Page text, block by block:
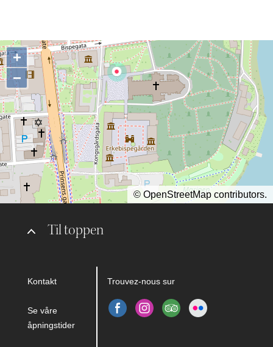
Til toppen
Kontakt
Se våre
åpningstider
Trouvez-nous sur
+
−
© OpenStreetMap contributors.